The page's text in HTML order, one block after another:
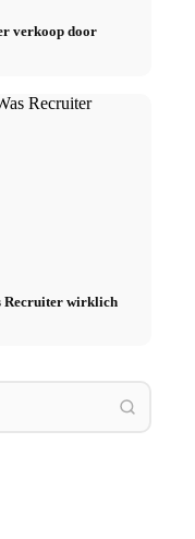
verkoop door
Recruiter wirklich